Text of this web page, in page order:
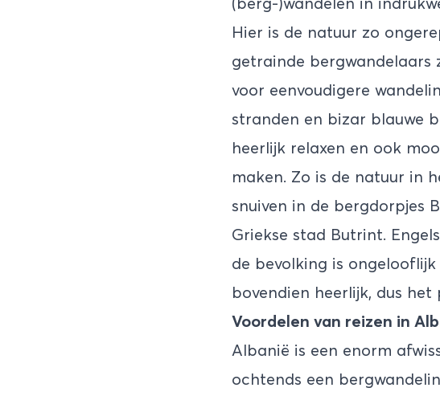
(berg-)wandelen in
Hier is de natuur zo
getrainde bergwandelaars
voor eenvoudigere
stranden en bizar blauwe
heerlijk relaxen en ook
maken. Zo is de natuur in
snuiven in de bergdorpjes
Griekse stad Butrint.
de bevolking is
bovendien heerlijk, dus
Voordelen van reizen in
Albanië is een enorm
ochtends een